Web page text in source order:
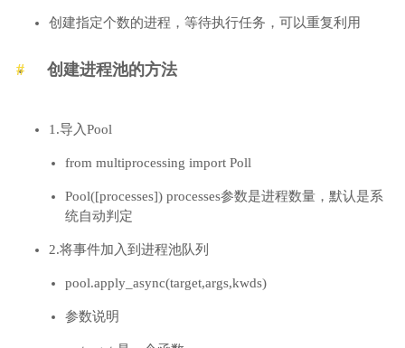
创建指定个数的进程，等待执行任务，可以重复利用
创建进程池的方法
1.导入Pool
from multiprocessing import Poll
Pool([processes]) processes参数是进程数量，默认是系
统自动判定
2.将事件加入到进程池队列
pool.apply_async(target,args,kwds)
参数说明